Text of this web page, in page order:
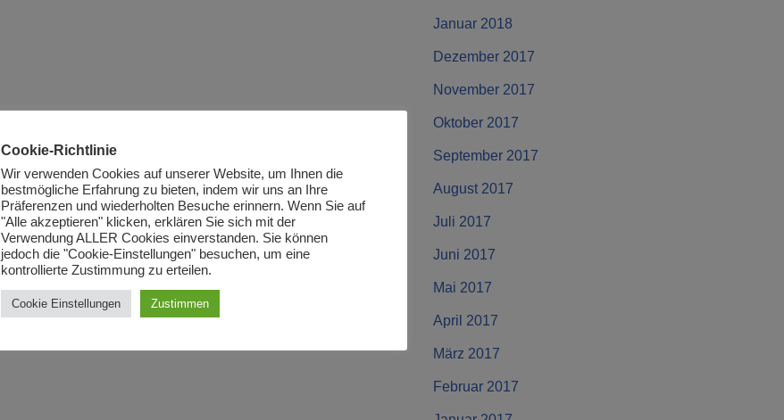
Januar 2018
Dezember 2017
November 2017
Oktober 2017
September 2017
August 2017
Juli 2017
Juni 2017
Mai 2017
April 2017
März 2017
Februar 2017
Cookie-Richtlinie
Wir verwenden Cookies auf unserer Website, um Ihnen die
bestmögliche Erfahrung zu bieten, indem wir uns an Ihre
Präferenzen und wiederholten Besuche erinnern. Wenn Sie auf
"Alle akzeptieren" klicken, erklären Sie sich mit der
Verwendung ALLER Cookies einverstanden. Sie können
jedoch die "Cookie-Einstellungen" besuchen, um eine
kontrollierte Zustimmung zu erteilen.
Cookie Einstellungen Zustimmen